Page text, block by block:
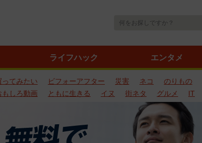
ライフハック エンタメ
ってみたい ビフォーアフター 災害 ネコ のりもの
もしろ動画 ともに生きる イヌ 街ネタ グルメ IT